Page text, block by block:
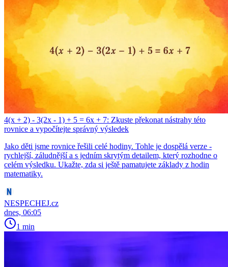
4(x + 2) - 3(2x - 1) + 5 = 6x + 7: Zkuste překonat nástrahy této
rovnice a vypočítejte správný výsledek
Jako děti jsme rovnice řešili celé hodiny. Tohle je dospělá verze -
rychlejší, záludnější a s jedním skrytým detailem, který rozhodne o
celém výsledku. Ukažte, zda si ještě pamatujete základy z hodin
matematiky.
NESPECHEJ.cz
dnes, 06:05
1 min